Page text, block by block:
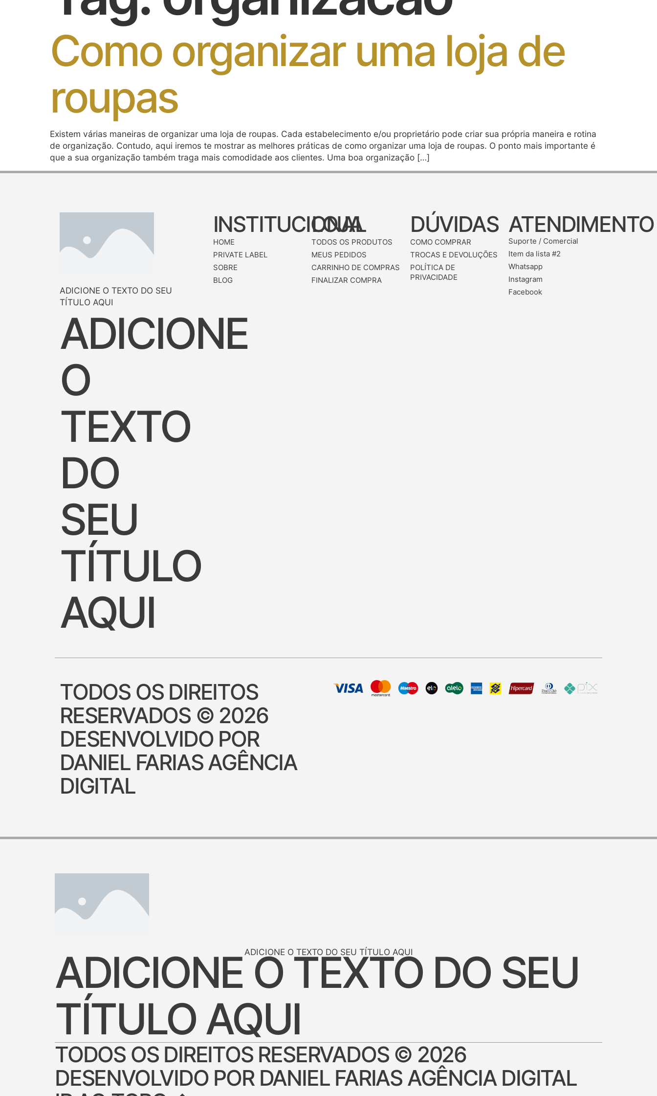
Como organizar uma loja de
roupas
Existem várias maneiras de organizar uma loja de roupas. Cada estabelecimento e/ou proprietário pode criar sua própria maneira e rotina
de organização. Contudo, aqui iremos te mostrar as melhores práticas de como organizar uma loja de roupas. O ponto mais importante é
que a sua organização também traga mais comodidade aos clientes. Uma boa organização […]
ADICIONE O TEXTO DO SEU
TÍTULO AQUI
ADICIONE
O
TEXTO
DO
SEU
TÍTULO
AQUI
INSTITUCIONAL
HOME
PRIVATE LABEL
SOBRE
BLOG
LOJA
TODOS OS PRODUTOS
MEUS PEDIDOS
CARRINHO DE COMPRAS
FINALIZAR COMPRA
DÚVIDAS
COMO COMPRAR
TROCAS E DEVOLUÇÕES
POLÍTICA DE
PRIVACIDADE
ATENDIMENTO
Suporte / Comercial
Item da lista #2
Whatsapp
Instagram
Facebook
TODOS OS DIREITOS
RESERVADOS © 2026
DESENVOLVIDO POR
DANIEL FARIAS AGÊNCIA
DIGITAL
ADICIONE O TEXTO DO SEU TÍTULO AQUI
ADICIONE O TEXTO DO SEU
TÍTULO AQUI
TODOS OS DIREITOS RESERVADOS © 2026
DESENVOLVIDO POR DANIEL FARIAS AGÊNCIA DIGITAL